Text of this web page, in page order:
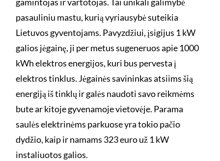
pasauliniu mastu, kurią vyriausybė suteikia
Lietuvos gyventojams. Pavyzdžiui, įsigijus 1 kW
galios jėgainę, ji per metus sugeneruos apie 1000
kWh elektros energijos, kuri bus pervesta į
elektros tinklus. Jėgainės savininkas atsiims šią
energiją iš tinklų ir galės naudoti savo reikmėms
bute ar kitoje gyvenamoje vietovėje. Parama
saulės elektrinėms parkuose yra tokio pačio
dydžio, kaip ir namams 323 euro už 1 kW
instaliuotos galios.